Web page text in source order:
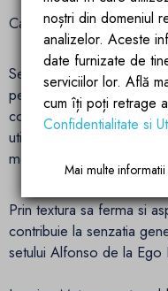
Capac duroplast inclus
Setul include capac din
pentru rezistenta,
completeaza designul
utilizare confortabila, fiind
moderne, dar si pentru
Prin textura sa ferma si
contribuie la senzatia
setului Alfonso de la Ego
noștri din domeniul
analizelor. Aceste
date furnizate de
serviciilor lor. Află
cum îți poți retrage
Confidentialitate si
Mai multe informatii